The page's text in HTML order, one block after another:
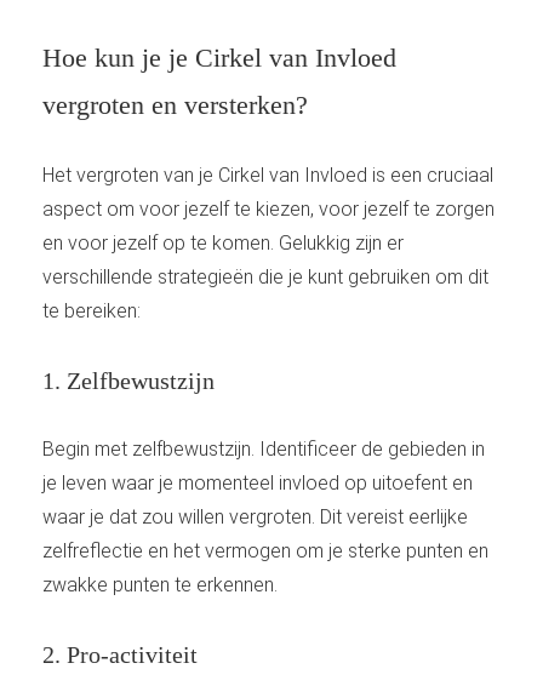
Hoe kun je je Cirkel van Invloed
vergroten en versterken?
Het vergroten van je Cirkel van Invloed is een cruciaal
aspect om voor jezelf te kiezen, voor jezelf te zorgen
en voor jezelf op te komen. Gelukkig zijn er
verschillende strategieën die je kunt gebruiken om dit
te bereiken:
1. Zelfbewustzijn
Begin met zelfbewustzijn. Identificeer de gebieden in
je leven waar je momenteel invloed op uitoefent en
waar je dat zou willen vergroten. Dit vereist eerlijke
zelfreflectie en het vermogen om je sterke punten en
zwakke punten te erkennen.
2. Pro-activiteit